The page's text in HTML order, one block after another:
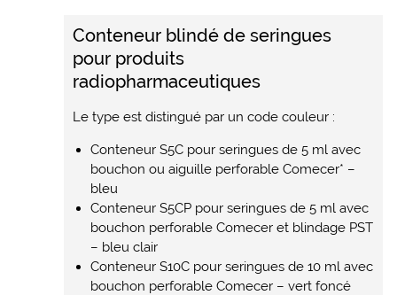
Conteneur blindé de seringues
pour produits
radiopharmaceutiques
Le type est distingué par un code couleur :
Conteneur S5C pour seringues de 5 ml avec
bouchon ou aiguille perforable Comecer* –
bleu
Conteneur S5CP pour seringues de 5 ml avec
bouchon perforable Comecer et blindage PST
– bleu clair
Conteneur S10C pour seringues de 10 ml avec
bouchon perforable Comecer – vert foncé